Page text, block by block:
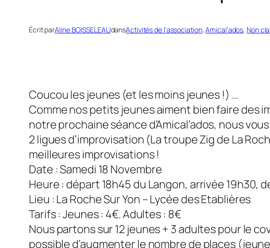
Écrit parAline BOISSELEAUdansActivités de l’association, Amical’ados, Non
Coucou les jeunes (et les moins jeunes !) …
Comme nos petits jeunes aiment bien faire des
notre prochaine séance d’Amical’ados, nous
2 ligues d’improvisation (La troupe Zig de La
meilleures improvisations !
Date : Samedi 18 Novembre
Heure : départ 18h45 du Langon, arrivée 19h30,
Lieu : La Roche Sur Yon – Lycée des Etablières
Tarifs : Jeunes : 4€. Adultes : 8€
Nous partons sur 12 jeunes + 3 adultes pour le
possible d’augmenter le nombre de places